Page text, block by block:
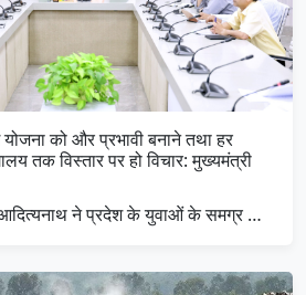
को और प्रभावी बनाने तथा हर
तक विस्तार पर हो विचार: मुख्यमंत्री
ने प्रदेश के युवाओं के समग्र …